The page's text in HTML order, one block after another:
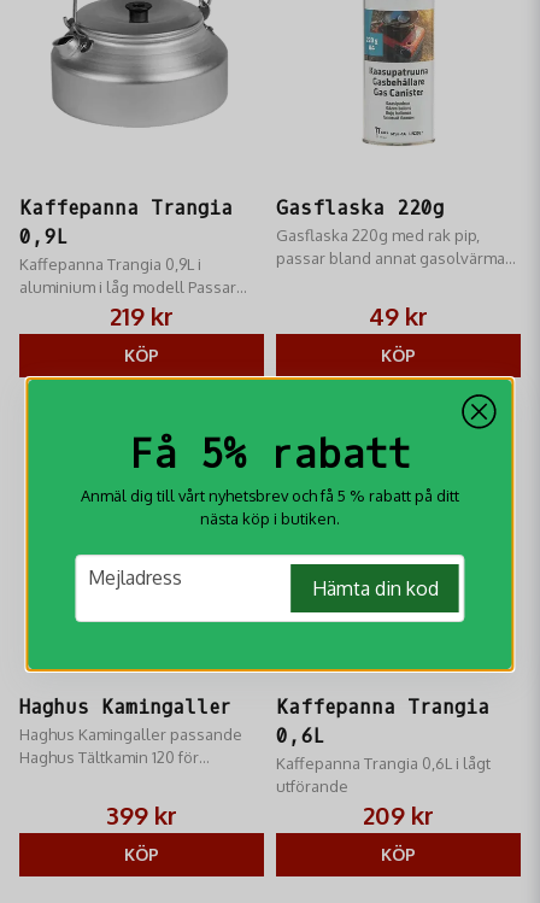
Kaffepanna Trangia
0,9L
Kaffepanna Trangia 0,9L i
aluminium i låg modell Passar
lika bra över öppen eld som den
passa alla Trangiakök i serie 25.
219 kr
KÖP
Gasflaska 220g
Gasflaska 220g med rak pip,
passar bland annat gasolvärmare
49 kr
KÖP
Haghus Kamingaller
Haghus Kamingaller passande
Haghus Tältkamin 120 för
kläder och handskar.
399 kr
KÖP
Kaffepanna Trangia
0,6L
Kaffepanna Trangia 0,6L i lågt
utförande
209 kr
KÖP
Få 5% rabatt
Anmäl dig till vårt nyhetsbrev och få 5 % rabatt på ditt
nästa köp i butiken.
email
Mejladress Hämta din kod